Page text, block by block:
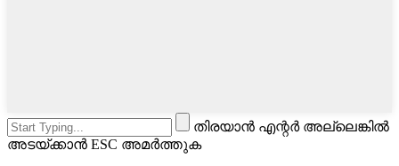
തിരയാൻ എന്റർ അല്ലെങ്കിൽ
അടയ്‌ക്കാൻ ESC അമർത്തുക